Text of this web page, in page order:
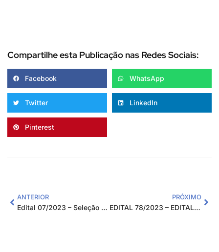
Compartilhe esta Publicação nas Redes Sociais:
Facebook WhatsApp
Twitter LinkedIn
Pinterest
ANTERIOR
Edital 07/2023 – Seleção Pública de Fornecedores – Modalidade Menor Preço
PRÓXIMO
EDITAL 78/2023 – EDITAL DE PROCESSO SELETIVO PARA CONTRATAÇÃO TEMPORÁRIA DE BOLSISTAS INTERNOS PARA ATUAREM NO PROJETO ANÁLISE DE SOLOS E FOLIAR PARA A CIDADE DE MACHADO E REGIÃO